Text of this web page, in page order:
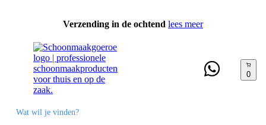
Verzending in de ochtend lees meer
0